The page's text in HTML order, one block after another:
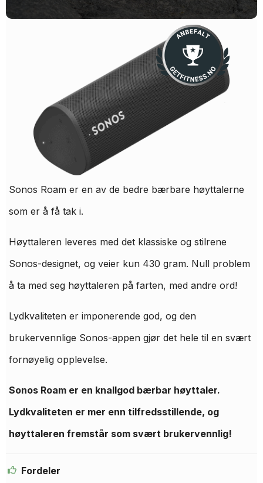
Sonos Roam er en av de bedre bærbare høyttalerne
som er å få tak i.
Høyttaleren leveres med det klassiske og stilrene
Sonos-designet, og veier kun 430 gram. Null problem
å ta med seg høyttaleren på farten, med andre ord!
Lydkvaliteten er imponerende god, og den
brukervennlige Sonos-appen gjør det hele til en svært
fornøyelig opplevelse.
Sonos Roam er en knallgod bærbar høyttaler.
Lydkvaliteten er mer enn tilfredsstillende, og
høyttaleren fremstår som svært brukervennlig!
Fordeler